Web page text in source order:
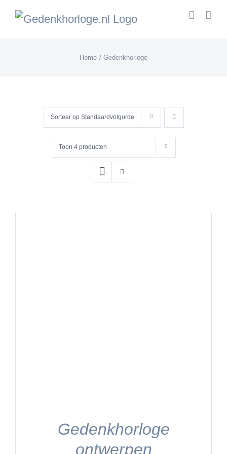
Skip
Home Gedenkhorloge
Sorteer op Standaardvolgorde
Toon 4 producten
Gedenkhorloge
ontwerpen